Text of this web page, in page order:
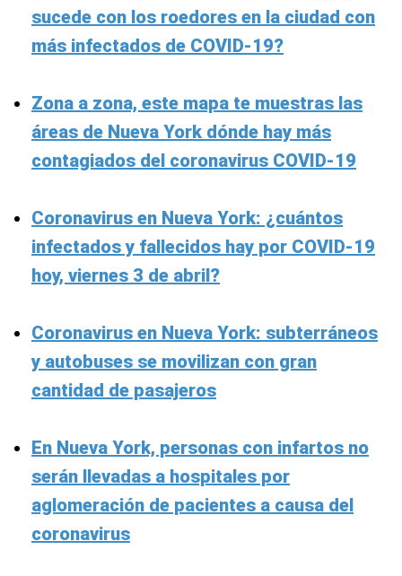
sucede con los roedores en la ciudad con
más infectados de COVID-19?
Zona a zona, este mapa te muestras las
áreas de Nueva York dónde hay más
contagiados del coronavirus COVID-19
Coronavirus en Nueva York: ¿cuántos
infectados y fallecidos hay por COVID-19
hoy, viernes 3 de abril?
Coronavirus en Nueva York: subterráneos
y autobuses se movilizan con gran
cantidad de pasajeros
En Nueva York, personas con infartos no
serán llevadas a hospitales por
aglomeración de pacientes a causa del
coronavirus